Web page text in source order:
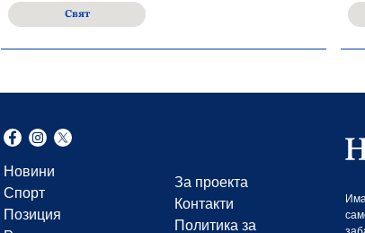
Свят
Новини
Спорт
Позиция
За проекта
Контакти
Политика за